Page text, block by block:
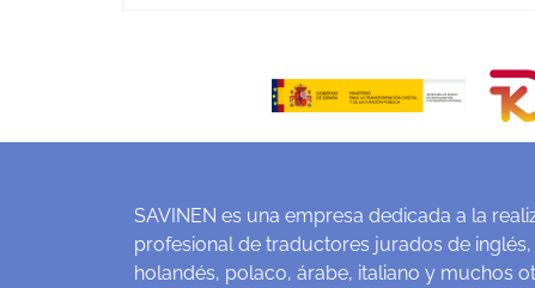
SAVINEN es una empresa dedicada a la
profesional de traductores jurados de
holandés, polaco, árabe, italiano y muchos